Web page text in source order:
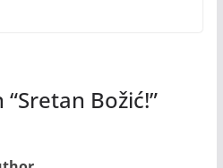
Sretan Božić!”